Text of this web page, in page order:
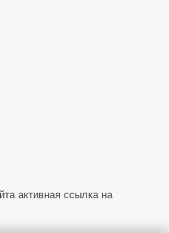
активная ссылка на